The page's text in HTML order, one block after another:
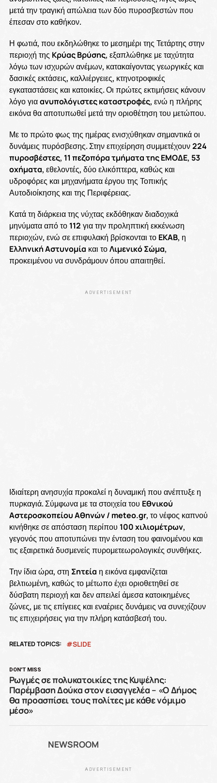
μετά την τραγική απώλεια των δύο πυροσβεστών που
έπεσαν στο καθήκον.
Η φωτιά, που εκδηλώθηκε το μεσημέρι της Τετάρτης στην
περιοχή της Κρύας Βρύσης, εξαπλώθηκε με ταχύτητα
λόγω των ισχυρών ανέμων, κατακαίγοντας γεωργικές και
δασικές εκτάσεις, καλλιέργειες, κτηνοτροφικές
εγκαταστάσεις και κατοικίες. Οι πρώτες εκτιμήσεις κάνουν
λόγο γιαανυπολόγιστες καταστροφές, ενώ η πλήρης
εικόνα θα αποτυπωθεί μετά την οριοθέτηση του μετώπου.
Με το πρώτο φως της ημέρας ενισχύθηκαν σημαντικά οι
δυνάμεις πυρόσβεσης. Στην επιχείρηση συμμετέχουν224
πυροσβέστες, 11 πεζοπόρα τμήματα της ΕΜΟΔΕ, 53
οχήματα, εθελοντές, δύο ελικόπτερα, καθώς και
υδροφόρες και μηχανήματα έργου της Τοπικής
Αυτοδιοίκησης και της Περιφέρειας.
Κατά τη διάρκεια της νύχτας εκδόθηκαν διαδοχικά
μηνύματα από το 112 για την προληπτική εκκένωση
περιοχών, ενώ σε επιφυλακή βρίσκονται το ΕΚΑΒ, η
Ελληνική Αστυνομία και τοΛιμενικό Σώμα,
προκειμένου να συνδράμουν όπου απαιτηθεί.
ADVERTISEMENT
Ιδιαίτερη ανησυχία προκαλεί η δυναμική που ανέπτυξε η
πυρκαγιά. Σύμφωνα με τα στοιχεία του Εθνικού
Αστεροσκοπείου Αθηνών / meteo.gr, το νέφος καπνού
κινήθηκε σε απόσταση περίπου 100 χιλιομέτρων,
γεγονός που αποτυπώνει την ένταση του φαινομένου και
τις εξαιρετικά δυσμενείς πυρομετεωρολογικές συνθήκες.
Την ίδια ώρα, στη Σητεία η εικόνα εμφανίζεται
βελτιωμένη, καθώς το μέτωπο έχει οριοθετηθεί σε
δύσβατη περιοχή και δεν απειλεί άμεσα κατοικημένες
ζώνες, με τις επίγειες και εναέριες δυνάμεις να συνεχίζουν
τις επιχειρήσεις για την πλήρη κατάσβεσή του.
RELATED TOPICS: SLIDE
DON'T MISS
Ρωγμές σε πολυκατοικίες της Κυψέλης:
Παρέμβαση Δούκα στον εισαγγελέα – «Ο Δήμος
θα προασπίσει τους πολίτες με κάθε νόμιμο
μέσο»
NEWSROOM
ADVERTISEMENT